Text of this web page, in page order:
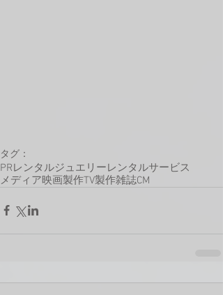
タグ：
PRレンタルジュエリーレンタルサービス
メディア映画製作TV製作雑誌CM